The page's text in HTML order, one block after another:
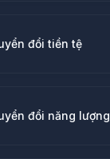
đổi tiền tệ
đổi năng lượng